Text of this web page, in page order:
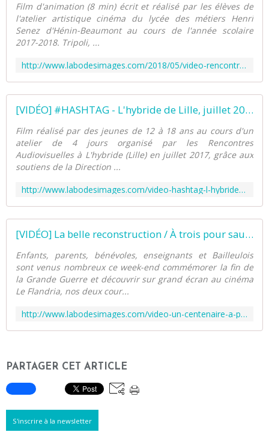
Film d'animation (8 min) écrit et réalisé par les élèves de
l'atelier artistique cinéma du lycée des métiers Henri
Senez d'Hénin-Beaumont au cours de l'année scolaire
2017-2018. Tripoli, ...
http://www.labodesimages.com/2018/05/video-rencontre-s-lycee-des-metiers-henri-senez-d-henin-beaumont-2017-2018.html
[VIDÉO] #HASHTAG - L'hybride de Lille, juillet 2017 - Éducation aux images à l'ère du numérique
Film réalisé par des jeunes de 12 à 18 ans au cours d'un
atelier de 4 jours organisé par les Rencontres
Audiovisuelles à L'hybride (Lille) en juillet 2017, grâce aux
soutiens de la Direction ...
http://www.labodesimages.com/video-hashtag-l-hybride-lille-juillet-2017.html
[VIDÉO] La belle reconstruction / À trois pour sauver Bailleul - "1918-2018, un centenaire à partager" à Bailleul - Éducation aux images à l'ère du numérique
Enfants, parents, bénévoles, enseignants et Bailleulois
sont venus nombreux ce week-end commémorer la fin de
la Grande Guerre et découvrir sur grand écran au cinéma
Le Flandria, nos deux cour...
http://www.labodesimages.com/video-un-centenaire-a-partager-bailleul.html
PARTAGER CET ARTICLE
S'inscrire à la newsletter